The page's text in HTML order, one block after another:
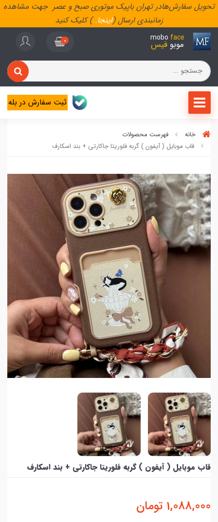
تحویل سفارش‌هادر تهران باپیک موتوری صبح و عصر جهت مشاهده
زمانبندی ارسال (اینجا..) کلیک کنید
mobo face
موبو فیس 0
ثبت سفارش در بله
خانه
فهرست محصولات
قاب موبایل ( آیفون ) گربه فلوریتا جاکارتی + بند اسکارف
قاب موبایل ( آیفون ) گربه فلوریتا جاکارتی + بند اسکارف
1,088,000 تومان